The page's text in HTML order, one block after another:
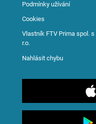
Podmínky užívání
Cookies
Vlastník FTV Prima spol. s
r.o.
Nahlásit chybu